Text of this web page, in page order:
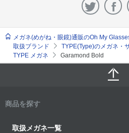
メガネ(めがね・眼鏡)通販のOh My
取扱ブランド
TYPE(Type)のメガネ・
TYPE メガネ
Garamond Bold
商品を探す
取扱メガネ一覧